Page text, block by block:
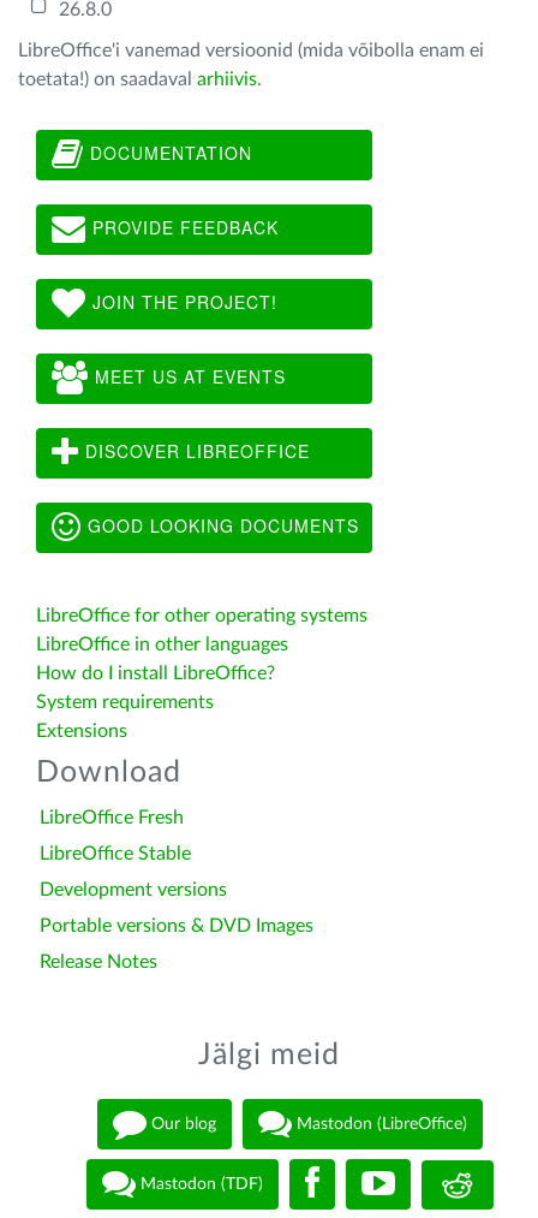
26.8.0
LibreOffice'i vanemad versioonid (mida võibolla enam ei
toetata!) on saadaval arhiivis.
DOCUMENTATION
PROVIDE FEEDBACK
JOIN THE PROJECT!
MEET US AT EVENTS
DISCOVER LIBREOFFICE
GOOD LOOKING DOCUMENTS
LibreOffice for other operating systems
LibreOffice in other languages
How do I install LibreOffice?
System requirements
Extensions
Download
LibreOffice Fresh
LibreOffice Stable
Development versions
Portable versions & DVD Images
Release Notes
Jälgi meid
Our blog Mastodon (LibreOffice)
Mastodon (TDF)